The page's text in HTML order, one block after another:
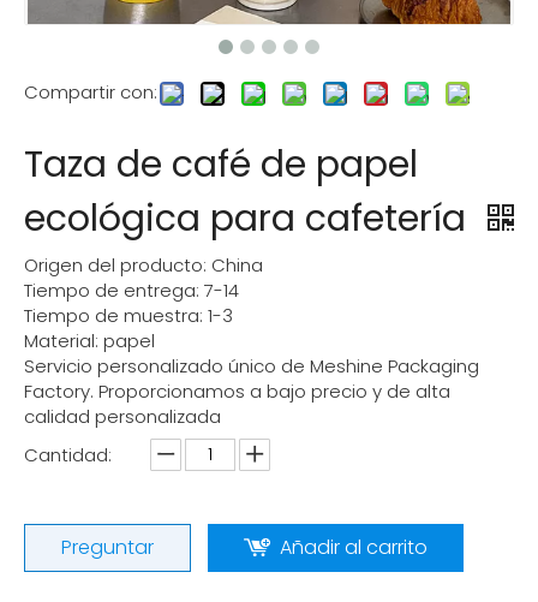
Compartir con:
Taza de café de papel
ecológica para cafetería
Origen del producto: China
Tiempo de entrega: 7-14
Tiempo de muestra: 1-3
Material: papel
Servicio personalizado único de Meshine Packaging
Factory. Proporcionamos a bajo precio y de alta
calidad personalizada
Cantidad:
Preguntar Añadir al carrito